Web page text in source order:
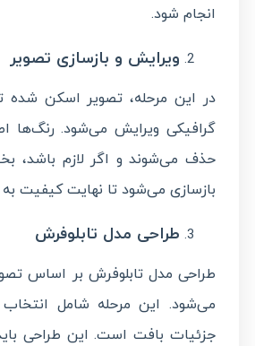
انجام شود.
ویرایش و بازسازی تصویر
در این مرحله، تصویر اسکن شده
گرافیکی ویرایش می‌شود. رنگ‌ها
حذف می‌شوند و اگر لازم باشد،
بازسازی می‌شود تا نهایت کیفیت
طراحی مدل تابلوفرش
طراحی مدل تابلوفرش بر اساس
می‌شود. این مرحله شامل انتخاب
جزئیات بافت است. این طراحی